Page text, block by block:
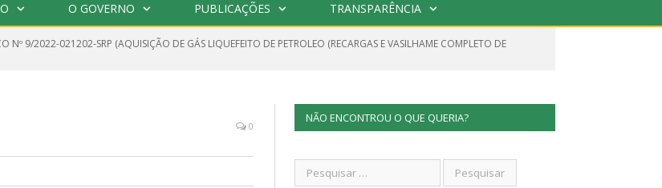
O GOVERNO PUBLICAÇÕES TRANSPARÊNCIA
Nº 9/2022-021202-SRP (AQUISIÇÃO DE GÁS LIQUEFEITO DE PETROLEO (RECARGAS E VASILHAME COMPLETO DE
0
NÃO ENCONTROU O QUE QUERIA?